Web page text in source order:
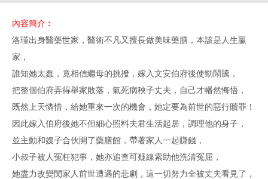
內容簡介︰
洛瑾出身醫藥世家，醫術不凡又擅長做美味藥膳，本該是人生贏
家，
誰知她太蠢，竟相信繼母的挑撥，嫁入文安伯府後使勁鬧騰，
把整個伯府弄得舉家敗落，氣死病秧子丈夫，自己才幡然悔悟，
既然上天憐惜，給她重來一次的機會，她定要為前世的惡行贖罪！
因此嫁入伯府後她不但細心照料夫君生活起居，調理他的身子，
並主動和嫂子合伙開了藥膳館，帶著家人一起賺錢，
小叔子被人冤枉犯事，她亦追查可疑線索助他洗清冤屈，
她盡力改變閔家人前世遭遇的悲劇，這一切努力全被丈夫看見了，